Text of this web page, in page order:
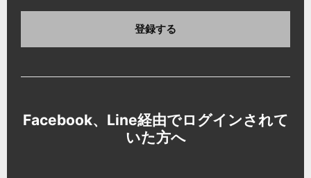
登録する
Facebook、Line経由でログインされて
いた方へ